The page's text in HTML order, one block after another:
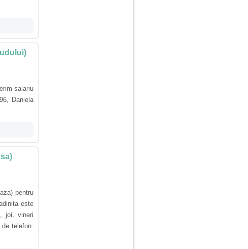
salariu
Daniela
pentru
este
joi, vineri
telefon: